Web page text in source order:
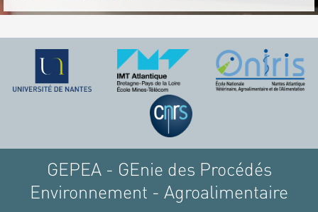
GEPEA - GEnie des Procédés
Environnement - Agroalimentaire